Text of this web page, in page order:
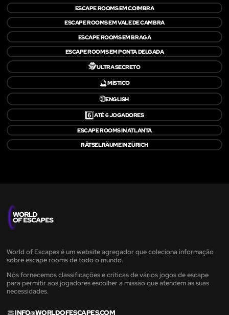
ESCAPE ROOMS EM COIMBRA
ESCAPE ROOMS EM VALE DE CAMBRA
ESCAPE ROOMS EM BRAGA
ESCAPE ROOMS EM PONTA DELGADA
🕵️ULTRA SECRETO
🔮MÍSTICO
🌐ENGLISH
6️⃣ATÉ 6 JOGADORES
ESCAPE ROOMS IN ATLANTA
RÄTSELRÄUME IN ZÜRICH
World of Escapes é um website agregador que coleciona informação
sobre escape rooms de todo o mundo.
Nós fornecemos classificações e críticas de vários jogos de escape
para permitir aos jogadores escolher a missão que atendem às suas
necessidades.
INFO@WORLDOFESCAPES.COM